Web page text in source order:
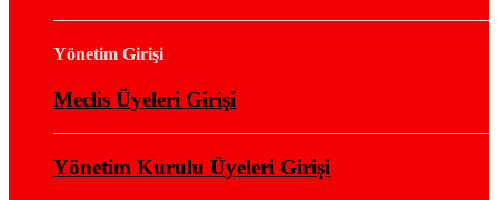
Yönetim Girişi
Meclis Üyeleri Girişi
Yönetim Kurulu Üyeleri Girişi